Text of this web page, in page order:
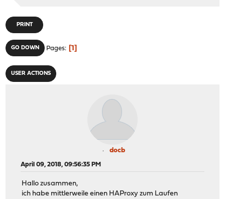
PRINT
GO DOWN Pages 1
USER ACTIONS
docb
April 09, 2018, 09:56:35 PM
Hallo zusammen,
ich habe mittlerweile einen HAProxy zum Laufen